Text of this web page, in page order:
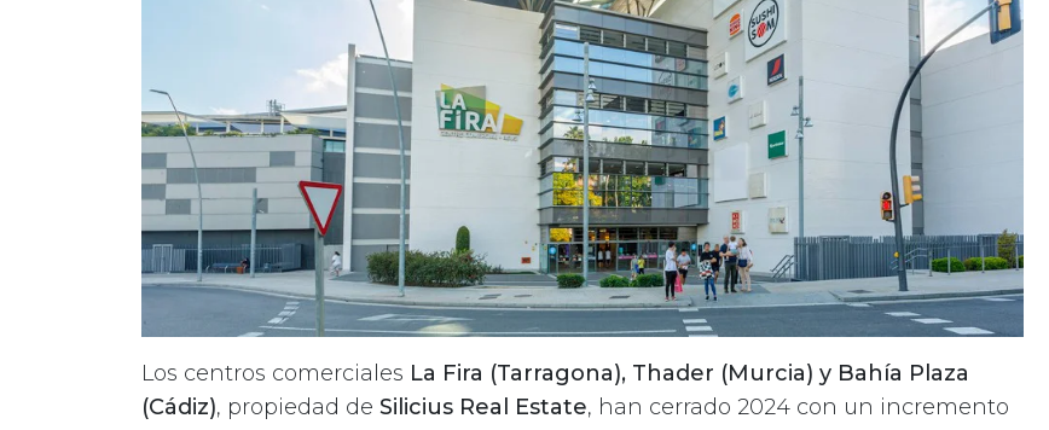
Los centros comerciales La Fira (Tarragona), Thader (Murcia) y Bahía Plaza
(Cádiz), propiedad de Silicius Real Estate, han cerrado 2024 con un incremento